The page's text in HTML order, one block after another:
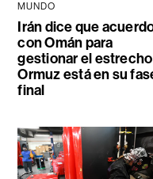
MUNDO
Irán dice que
con Omán para
gestionar el
Ormuz está en su
final